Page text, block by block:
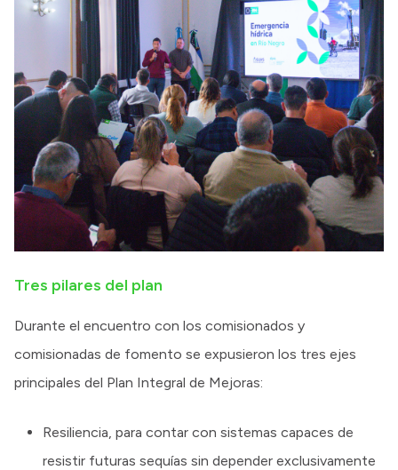
Tres pilares del plan
Durante el encuentro con los comisionados y
comisionadas de fomento se expusieron los tres ejes
principales del Plan Integral de Mejoras:
Resiliencia, para contar con sistemas capaces de
resistir futuras sequías sin depender exclusivamente